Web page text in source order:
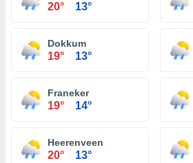
20° 13°
Dokkum
19° 13°
Franeker
19° 14°
Heerenveen
20° 13°